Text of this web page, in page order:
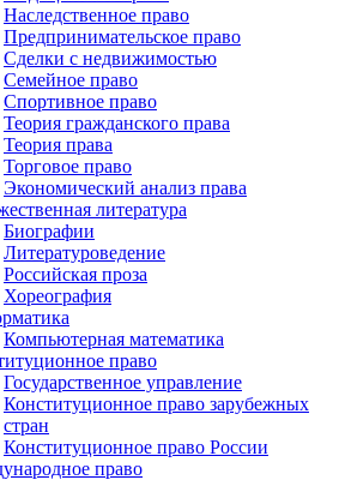
Наследственное право
Предпринимательское право
Сделки с недвижимостью
Семейное право
Спортивное право
Теория гражданского права
Теория права
Торговое право
Экономический анализ права
литература
Биографии
Литературоведение
Российская проза
Хореография
Компьютерная математика
право
Государственное управление
Конституционное право зарубежных
стран
Конституционное право России
право